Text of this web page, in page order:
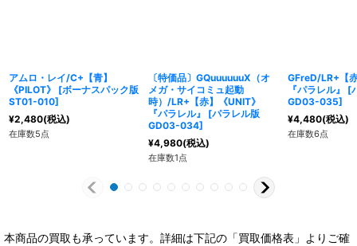
アムロ・レイ/C+【青】
《PILOT》
[ボーナスパック版
ST01-010]
¥2,480(税込)
在庫数5点
〔特価品〕GQuuuuuuX（オ
メガ・サイコミュ起動
時）/LR+【赤】《UNIT》
『パラレル』
[パラレル版
GD03-034]
¥4,980(税込)
在庫数1点
GFreD/LR+【
『パラレル』
[
GD03-035]
¥4,480(税込)
在庫数6点
本商品の買取も承っています。詳細は下記の「買取価格表」よりご確